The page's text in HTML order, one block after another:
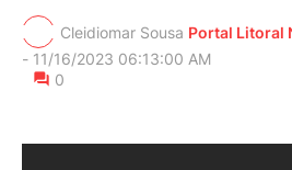
Cleidiomar Sousa Portal Litoral
- 11/16/2023 06:13:00 AM
0